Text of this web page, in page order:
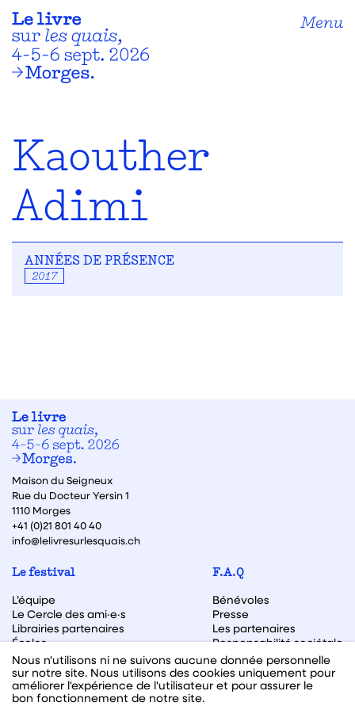
Menu
Kaouther
Adimi
ANNÉES DE PRÉSENCE
2017
Maison du Seigneux
Rue du Docteur Yersin 1
1110 Morges
+41 (0)21 801 40 40
info@lelivresurlesquais.ch
Le festival
L’équipe
Le Cercle des ami·e·s
Librairies partenaires
Écoles
F.A.Q
Bénévoles
Presse
Les partenaires
Responsabilité sociétale
Archive des éditions
Archive des autrices et auteurs
Nous n'utilisons ni ne suivons aucune donnée personnelle
sur notre site. Nous utilisons des cookies uniquement pour
améliorer l'expérience de l'utilisateur et pour assurer le
bon fonctionnement de notre site.